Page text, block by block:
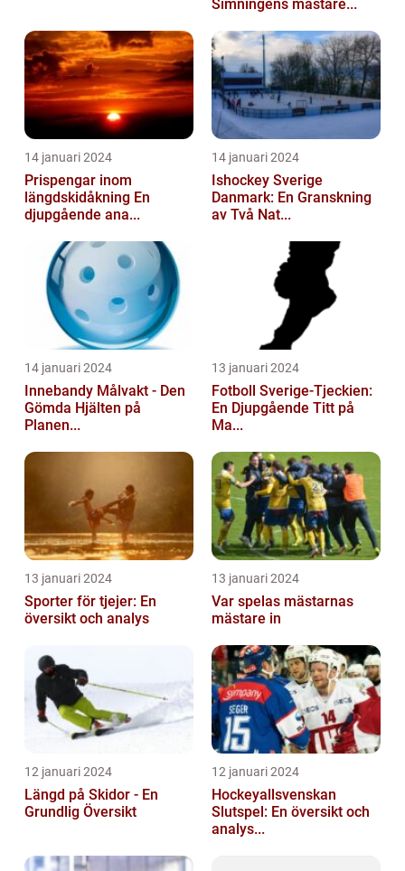
Simningens mästare...
14 januari 2024
Prispengar inom
längdskidåkning En
djupgående ana...
14 januari 2024
Ishockey Sverige
Danmark: En Granskning
av Två Nat...
14 januari 2024
Innebandy Målvakt - Den
Gömda Hjälten på
Planen...
13 januari 2024
Fotboll Sverige-Tjeckien:
En Djupgående Titt på
Ma...
13 januari 2024
Sporter för tjejer: En
översikt och analys
13 januari 2024
Var spelas mästarnas
mästare in
12 januari 2024
Längd på Skidor - En
Grundlig Översikt
12 januari 2024
Hockeyallsvenskan
Slutspel: En översikt och
analys...